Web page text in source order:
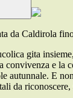
da Caldirola
gita
e
autunnale. E
da